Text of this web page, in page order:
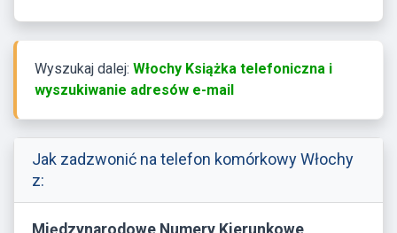
Wyszukaj dalej: Włochy Książka telefoniczna i
wyszukiwanie adresów e-mail
Jak zadzwonić na telefon komórkowy Włochy
z:
Międzynarodowe Numery Kierunkowe